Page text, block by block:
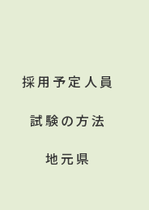
採用予定人員
試験の方法
地元県